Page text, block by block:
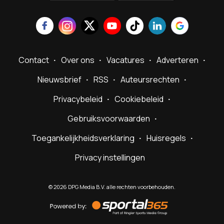
Contact Over ons Vacatures
Adverteren
Nieuwsbrief
RSS
Auteursrechten
Privacybeleid
Cookiebeleid
Gebruiksvoorwaarden
Toegankelijkheidsverklaring
Huisregels
Privacy instellingen
©2026 DPG Media B.V. alle rechten voorbehouden.
by
Sportal365